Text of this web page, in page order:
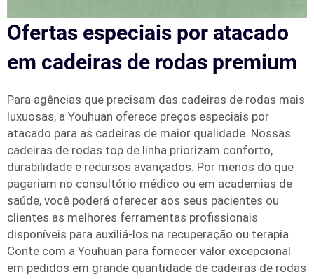
Ofertas especiais por atacado
em cadeiras de rodas premium
Para agências que precisam das cadeiras de rodas mais
luxuosas, a Youhuan oferece preços especiais por
atacado para as cadeiras de maior qualidade. Nossas
cadeiras de rodas top de linha priorizam conforto,
durabilidade e recursos avançados. Por menos do que
pagariam no consultório médico ou em academias de
saúde, você poderá oferecer aos seus pacientes ou
clientes as melhores ferramentas profissionais
disponíveis para auxiliá-los na recuperação ou terapia.
Conte com a Youhuan para fornecer valor excepcional
em pedidos em grande quantidade de cadeiras de rodas